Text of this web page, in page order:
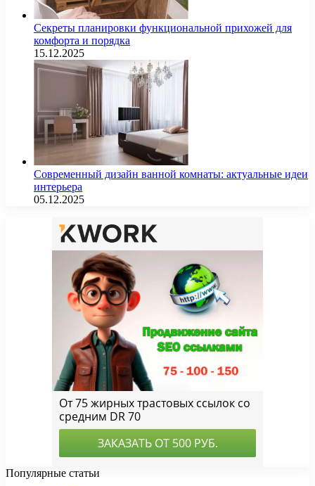
Секреты планировки функциональной прихожей для
комфорта и порядка
15.12.2025
Современный дизайн ванной комнаты: актуальные идеи
интерьера
05.12.2025
Популярные статьи